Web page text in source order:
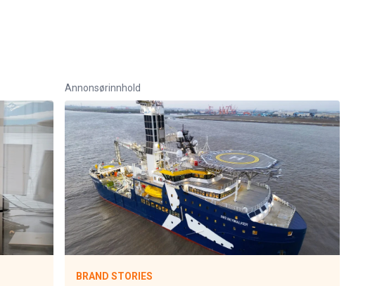
Annonsørinnhold
BRAND STORIES